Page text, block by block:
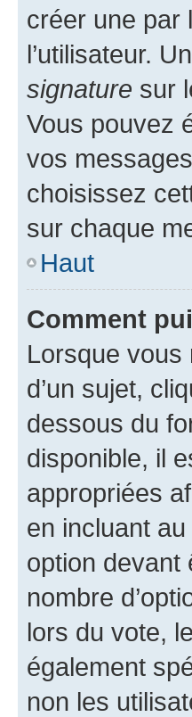
créer une par
l’utilisateur.
signature sur
Vous pouvez
vos
choisissez
sur chaque
Haut
Comment
Lorsque vous
d’un sujet,
dessous du
disponible, il
appropriées
en incluant
option devant
nombre
lors du vote,
également
non les